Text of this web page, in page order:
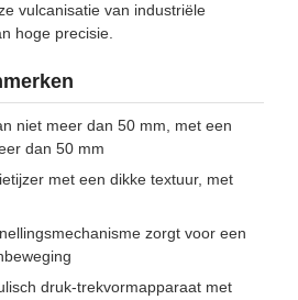
vulcanisatie van industriële
hoge precisie.
niet meer dan 50 mm, met een
dan 50 mm
met een dikke textuur, met
zorgt voor een
druk-trekvormapparaat met